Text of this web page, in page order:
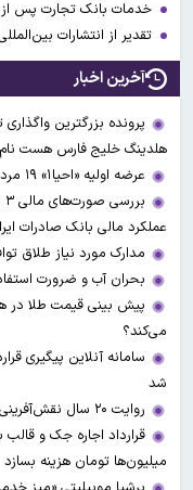
خدمات بانک تجارت پس از
تقدیر از انتشارات
آخرین اخبار
پرونده بزرگترین
هلدینگ خلیج فارس هست نام
عرضه اولیه «احیا۱» ۱۹ مرداد در فرابورس
عملکرد مالی بانک صادرات ایران/
مدارک مورد نیاز طلاق
بحران آب و ضرورت
پیش بینی قیمت طلا در
می‌کند؟
سامانه آنلاین پیگیری
شد
روایت ۲۰ سال نقش‌آفرینی «به‌پرداخت ملت» در اقتصاد دیجیتال ایران
قرارداد اجاره جک و
میلیون‌ها تومان هزینه بسازد